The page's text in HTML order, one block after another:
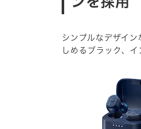
シンプルなデザイ
しめるブラック、